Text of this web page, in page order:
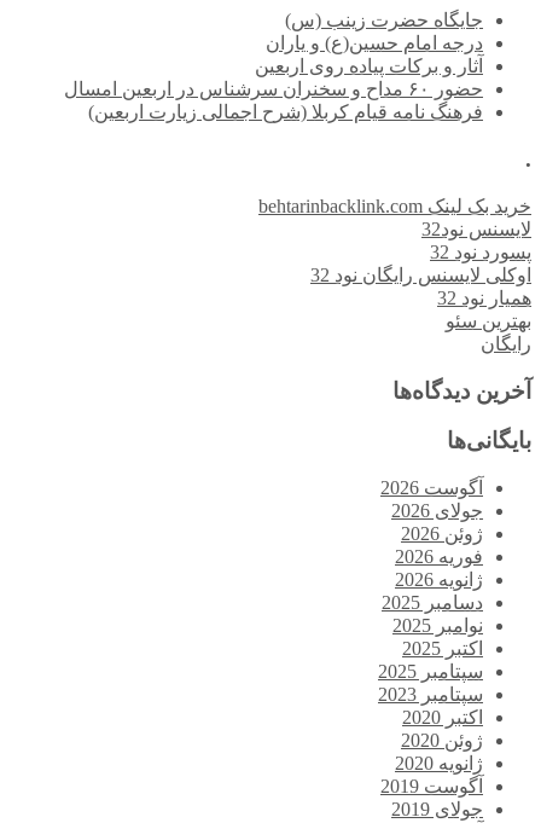
جایگاه حضرت زینب (س)
درجه امام حسین(ع) و یاران
آثار و برکات پیاده روی اربعین
حضور ۶۰ مداح و سخنران سرشناس در اربعین امسال
فرهنگ نامه قیام کربلا (شرح اجمالی زیارت اربعین)
.
خرید بک لینک behtarinbacklink.com
لایسنس نود32
پسورد نود 32
اوکلی لایسنس رایگان نود 32
همیار نود 32
بهترین سئو
رایگان
آخرین دیدگاه‌ها
بایگانی‌ها
آگوست 2026
جولای 2026
ژوئن 2026
فوریه 2026
ژانویه 2026
دسامبر 2025
نوامبر 2025
اکتبر 2025
سپتامبر 2025
سپتامبر 2023
اکتبر 2020
ژوئن 2020
ژانویه 2020
آگوست 2019
جولای 2019